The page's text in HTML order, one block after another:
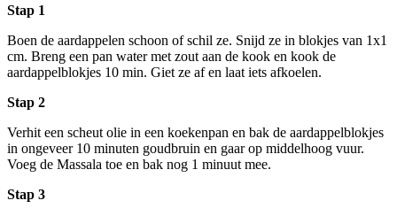
Stap 1
Boen de aardappelen schoon of schil ze. Snijd ze in blokjes van 1x1
cm. Breng een pan water met zout aan de kook en kook de
aardappelblokjes 10 min. Giet ze af en laat iets afkoelen.
Stap 2
Verhit een scheut olie in een koekenpan en bak de aardappelblokjes
in ongeveer 10 minuten goudbruin en gaar op middelhoog vuur.
Voeg de Massala toe en bak nog 1 minuut mee.
Stap 3